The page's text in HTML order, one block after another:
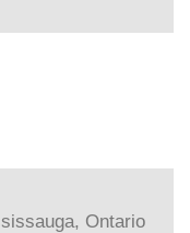
Ontario